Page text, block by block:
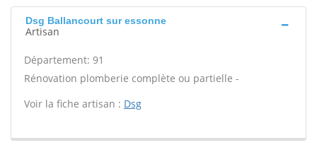
Dsg Ballancourt sur essonne
Artisan
Département: 91
Rénovation plomberie complète ou partielle -
Voir la fiche artisan : Dsg